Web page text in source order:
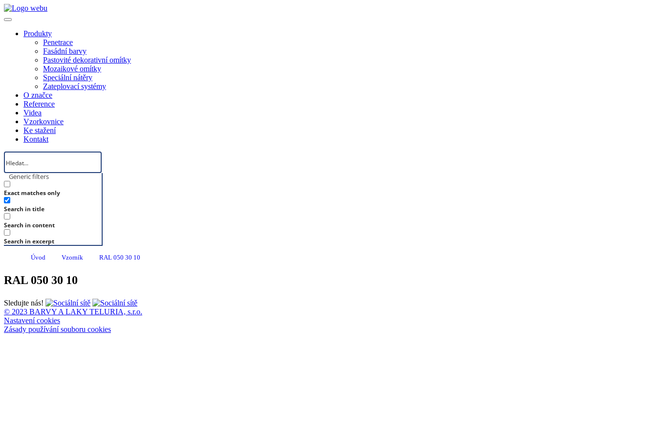
Produkty
Penetrace
Fasádní barvy
Pastovité dekorativní omítky
Mozaikové omítky
Speciální nátěry
Zateplovací systémy
O značce
Reference
Videa
Vzorkovnice
Ke stažení
Kontakt
Generic filters
Exact matches only
Search in title
Search in content
Search in excerpt
Úvod Vzorník RAL 050 30 10
RAL 050 30 10
Sledujte nás!
© 2023 BARVY A LAKY TELURIA, s.r.o.
Nastavení cookies
Zásady používání souboru cookies